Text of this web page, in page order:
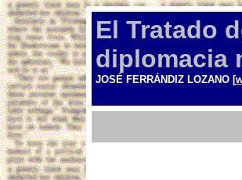
El Tratado
diplomacia
JOSÉ FERRÁNDIZ LOZANO [